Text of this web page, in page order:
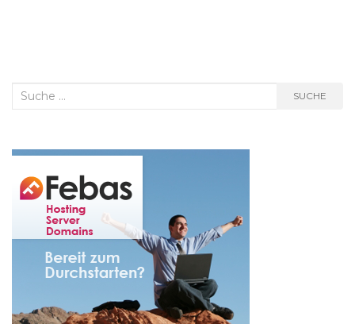
Suche
SUCHE